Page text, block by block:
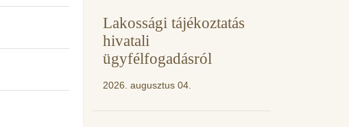
Lakossági tájékoztatás
hivatali
ügyfélfogadásról
2026. augusztus 04.